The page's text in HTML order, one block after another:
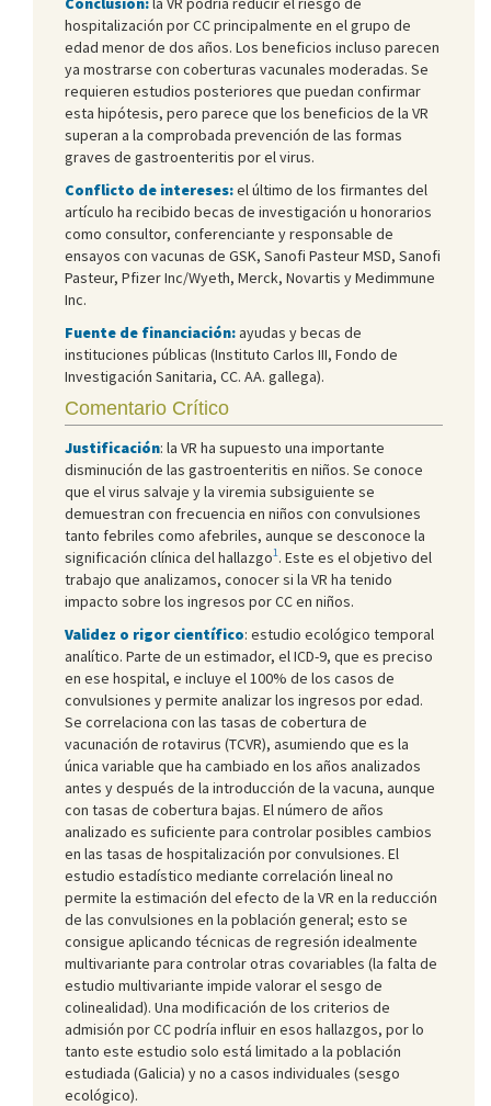
hospitalización por CC principalmente en el grupo de
edad menor de dos años. Los beneficios incluso parecen
ya mostrarse con coberturas vacunales moderadas. Se
requieren estudios posteriores que puedan confirmar
esta hipótesis, pero parece que los beneficios de la VR
superan a la comprobada prevención de las formas
graves de gastroenteritis por el virus.
Conflicto de intereses:el último de los firmantes del
artículo ha recibido becas de investigación u honorarios
como consultor, conferenciante y responsable de
ensayos con vacunas de GSK, Sanofi Pasteur MSD, Sanofi
Pasteur, Pfizer Inc/Wyeth, Merck, Novartis y Medimmune
Inc.
Fuente de financiación:ayudas y becas de
instituciones públicas (Instituto Carlos III, Fondo de
Investigación Sanitaria, CC. AA. gallega).
Comentario Crítico
Justificación: la VR ha supuesto una importante
disminución de las gastroenteritis en niños. Se conoce
que el virus salvaje y la viremia subsiguiente se
demuestran con frecuencia en niños con convulsiones
tanto febriles como afebriles, aunque se desconoce la
significación clínica del hallazgo1. Este es el objetivo del
trabajo que analizamos, conocer si la VR ha tenido
impacto sobre los ingresos por CC en niños.
Validez o rigor científico: estudio ecológico temporal
analítico. Parte de un estimador, el ICD-9, que es preciso
en ese hospital, e incluye el 100% de los casos de
convulsiones y permite analizar los ingresos por edad.
Se correlaciona con las tasas de cobertura de
vacunación de rotavirus (TCVR), asumiendo que es la
única variable que ha cambiado en los años analizados
antes y después de la introducción de la vacuna, aunque
con tasas de cobertura bajas. El número de años
analizado es suficiente para controlar posibles cambios
en las tasas de hospitalización por convulsiones. El
estudio estadístico mediante correlación lineal no
permite la estimación del efecto de la VR en la reducción
de las convulsiones en la población general; esto se
consigue aplicando técnicas de regresión idealmente
multivariante para controlar otras covariables (la falta de
estudio multivariante impide valorar el sesgo de
colinealidad). Una modificación de los criterios de
admisión por CC podría influir en esos hallazgos, por lo
tanto este estudio solo está limitado a la población
estudiada (Galicia) y no a casos individuales (sesgo
ecológico).